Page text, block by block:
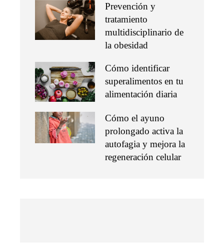
Prevención y
tratamiento
multidisciplinario de
la obesidad
Cómo identificar
superalimentos en tu
alimentación diaria
Cómo el ayuno
prolongado activa la
autofagia y mejora la
regeneración celular